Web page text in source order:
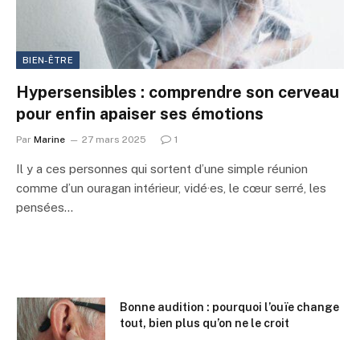
BIEN-ÊTRE
Hypersensibles : comprendre son cerveau
pour enfin apaiser ses émotions
Par Marine 27 mars 2025 1
Il y a ces personnes qui sortent d’une simple réunion
comme d’un ouragan intérieur, vidé·es, le cœur serré, les
pensées…
Bonne audition : pourquoi l’ouïe change
tout, bien plus qu’on ne le croit